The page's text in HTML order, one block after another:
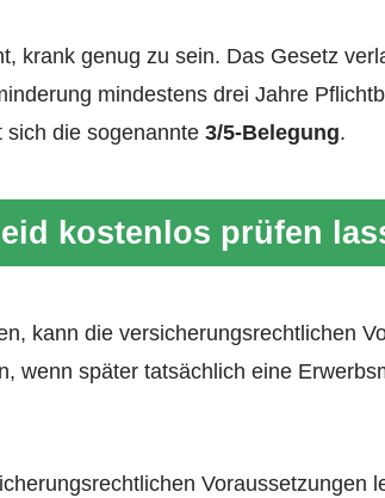
krank genug zu sein. Das Gesetz
mindestens drei Jahre
sich die sogenannte 3/5-Belegung.
kostenlos prüfen
kann die versicherungsrechtlichen
wenn später tatsächlich eine
Voraussetzungen